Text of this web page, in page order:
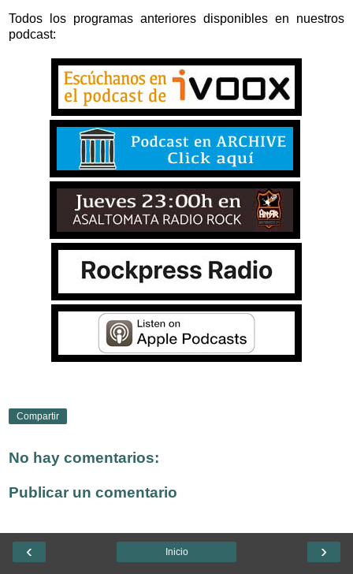
Todos los programas anteriores disponibles en nuestros
podcast:
Compartir
No hay comentarios:
Publicar un comentario
‹ ›
Inicio